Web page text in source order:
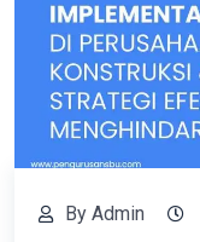
By Admin